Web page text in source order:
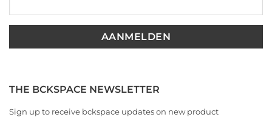
THE BCKSPACE NEWSLETTER
Sign up to receive bckspace updates on new product